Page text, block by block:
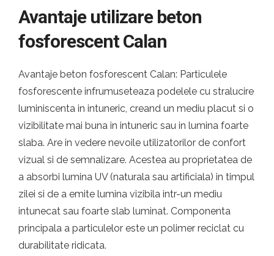
Avantaje utilizare beton
fosforescent Calan
Avantaje beton fosforescent Calan: Particulele
fosforescente infrumuseteaza podelele cu stralucire
luminiscenta in intuneric, creand un mediu placut si o
vizibilitate mai buna in intuneric sau in lumina foarte
slaba. Are in vedere nevoile utilizatorilor de confort
vizual si de semnalizare. Acestea au proprietatea de
a absorbi lumina UV (naturala sau artificiala) in timpul
zilei si de a emite lumina vizibila intr-un mediu
intunecat sau foarte slab luminat. Componenta
principala a particulelor este un polimer reciclat cu
durabilitate ridicata.